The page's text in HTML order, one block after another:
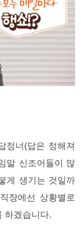
정너(답은 정해져
말 신조어들이 많
게 생기는 것일까
장에선 상황별로
하겠습니다.